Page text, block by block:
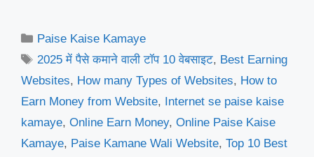
Categories
Paise Kaise Kamaye
Tags
2025 में पैसे कमाने वाली टॉप 10 वेबसाइट, Best Earning
Websites, How many Types of Websites, How to
Earn Money from Website, Internet se paise kaise
kamaye, Online Earn Money, Online Paise Kaise
Kamaye, Paise Kamane Wali Website, Top 10 Best